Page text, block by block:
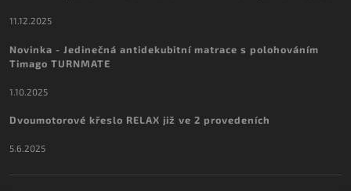
11.12.2025
Novinka - Jedinečná antidekubitní matrace s polohováním
Timago TURNMATE
1.10.2025
Dvoumotorové křeslo RELAX již ve 2 provedeních
5.6.2025